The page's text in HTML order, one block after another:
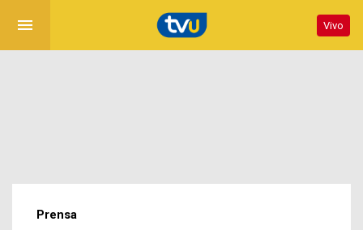
menu Vivo
Prensa